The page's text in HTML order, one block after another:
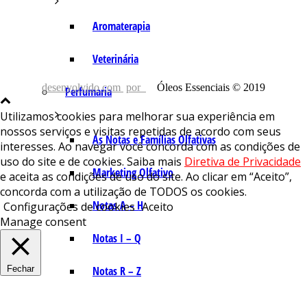
Aromaterapia
Veterinária
Perfumaria
As Notas e Famílias Olfativas
Marketing Olfativo
Notas A – H
Notas I – Q
Notas R – Z
desenvolvido com por Óleos Essenciais © 2019
Utilizamos cookies para melhorar sua experiência em
nossos serviços e visitas repetidas de acordo com seus
interesses. Ao navegar você concorda com as condições de
uso do site e de cookies. Saiba mais Diretiva de Privacidade
e aceita as condições de uso do site. Ao clicar em “Aceito”,
concorda com a utilização de TODOS os cookies.
Configurações de cookies Aceito
Manage consent
Fechar